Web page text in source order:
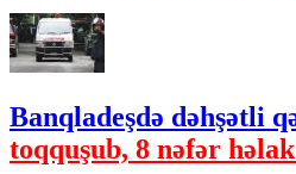
Banqladeşdə dəhşətli
toqquşub, 8 nəfər